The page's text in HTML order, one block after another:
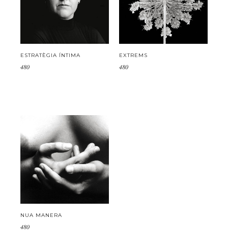
ESTRATÈGIA ÍNTIMA
480
EXTREMS
480
NUA MANERA
480